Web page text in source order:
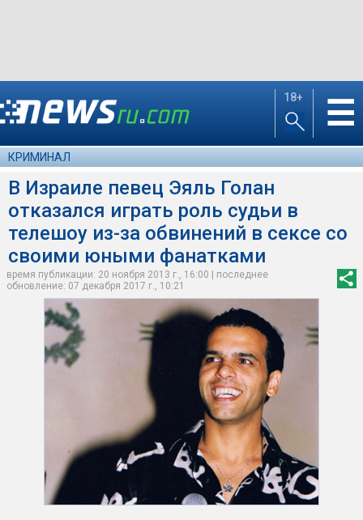
18+ ☰
КРИМИНАЛ
В Израиле певец Эяль Голан
отказался играть роль судьи в
телешоу из-за обвинений в сексе со
своими юными фанатками
время публикации: 20 ноября 2013 г., 16:00 | последнее
обновление: 07 декабря 2017 г., 10:21